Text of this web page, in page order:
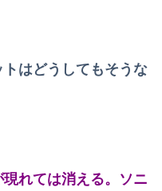
【画像】小倉ゆうか(27)さん、7年ぶり『FRIDAY』表紙で神ボディ大解放
【画像】影山優佳さん(25)、下着姿であたシコが止まらない
はどうしてもそうな
れては消える。ソニ